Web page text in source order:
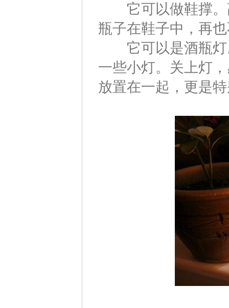
它可以做鞋撑。
瓶子在鞋子中，再
它可以是酒瓶灯
一些小灯。关上灯
放置在一起，更是